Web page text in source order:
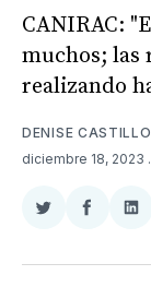
CANIRAC:
muchos; las
realizando
DENISE CASTILLO
diciembre 18, 2023
Compartir
Twitter